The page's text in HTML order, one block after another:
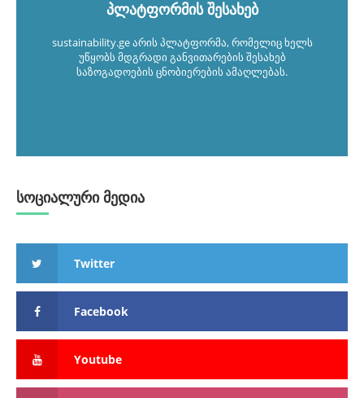
პლატფორმის შესახებ
sustainability.ge არის პლატფორმა, რომელიც ხელს
უწყობს მდგრადი განვითარების შესახებ
საზოგადოების ცნობიერების ამაღლებას.
სოციალური მედია
Twitter
Facebook
Youtube